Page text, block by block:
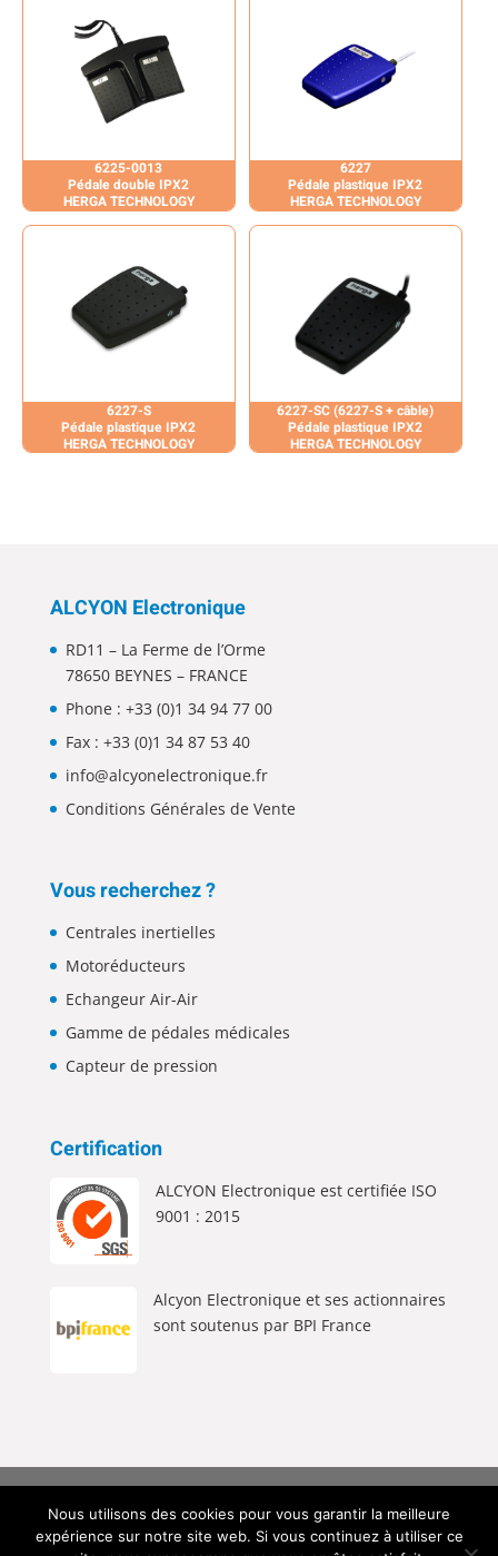
6225-0013
Pédale double IPX2
HERGA TECHNOLOGY
6227
Pédale plastique IPX2
HERGA TECHNOLOGY
6227-S
Pédale plastique IPX2
HERGA TECHNOLOGY
6227-SC (6227-S + câble)
Pédale plastique IPX2
HERGA TECHNOLOGY
ALCYON Electronique
RD11 – La Ferme de l’Orme
78650 BEYNES – FRANCE
Phone : +33 (0)1 34 94 77 00
Fax : +33 (0)1 34 87 53 40
info@alcyonelectronique.fr
Conditions Générales de Vente
Vous recherchez ?
Centrales inertielles
Motoréducteurs
Echangeur Air-Air
Gamme de pédales médicales
Capteur de pression
Certification
ALCYON Electronique est certifiée ISO
9001 : 2015
Alcyon Electronique et ses actionnaires
sont soutenus par BPI France
Alcyon Electronique © 2026 Tous Droits Réservés |
Mentions Légales| Politique de Confidentialité|
Nous utilisons des cookies pour vous garantir la meilleure
expérience sur notre site web. Si vous continuez à utiliser ce